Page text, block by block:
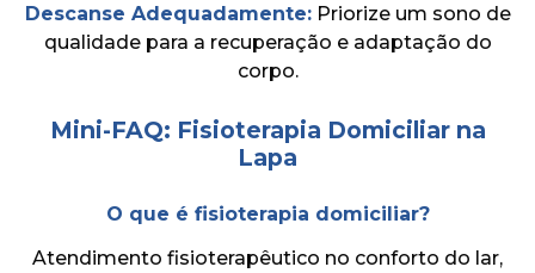
Descanse Adequadamente:Priorize um sono de
qualidade para a recuperação e adaptação do
corpo.
Mini-FAQ: Fisioterapia Domiciliar na
Lapa
O que é fisioterapia domiciliar?
Atendimento fisioterapêutico no conforto do lar,